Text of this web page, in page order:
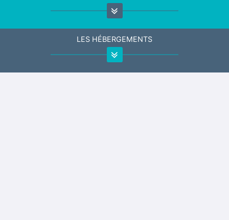
LES HÉBERGEMENTS